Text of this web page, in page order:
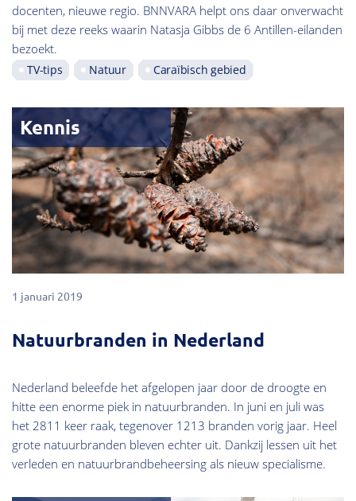
docenten, nieuwe regio. BNNVARA helpt ons daar onverwacht
bij met deze reeks waarin Natasja Gibbs de 6 Antillen-eilanden
bezoekt.
TV-tips Natuur Caraïbisch gebied
Kennis
1 januari 2019
Natuurbranden in Nederland
Nederland beleefde het afgelopen jaar door de droogte en
hitte een enorme piek in natuurbranden. In juni en juli was
het 2811 keer raak, tegenover 1213 branden vorig jaar. Heel
grote natuurbranden bleven echter uit. Dankzij lessen uit het
verleden en natuurbrandbeheersing als nieuw specialisme.